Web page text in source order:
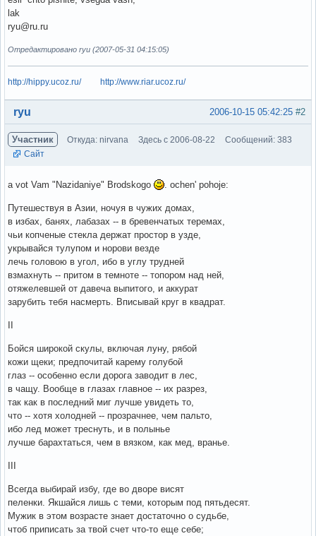
lak
ryu@ru.ru
Отредактировано ryu (2007-05-31 04:15:05)
http://hippy.ucoz.ru/ http://www.riar.ucoz.ru/
Вне форума #2
2006-10-15 05:42:25
ryu
Участник Откуда: nirvana Здесь с 2006-08-22
Сообщений: 383
Сайт
a vot Vam "Nazidaniye" Brodskogo . ochen' pohoje:
Путешествуя в Азии, ночуя в чужих домах,
в избах, банях, лабазах -- в бревенчатых теремах,
чьи копченые стекла держат простор в узде,
укрывайся тулупом и норови везде
лечь головою в угол, ибо в углу трудней
взмахнуть -- притом в темноте -- топором над ней,
отяжелевшей от давеча выпитого, и аккурат
зарубить тебя насмерть. Вписывай круг в квадрат.
Бойся широкой скулы, включая луну, рябой
кожи щеки; предпочитай карему голубой
глаз -- особенно если дорога заводит в лес,
в чащу. Вообще в глазах главное -- их разрез,
так как в последний миг лучше увидеть то,
что -- хотя холодней -- прозрачнее, чем пальто,
ибо лед может треснуть, и в полынье
лучше барахтаться, чем в вязком, как мед, вранье.
Всегда выбирай избу, где во дворе висят
пеленки. Якшайся лишь с теми, которым под пятьдесят.
Мужик в этом возрасте знает достаточно о судьбе,
чтоб приписать за твой счет что-то еще себе;